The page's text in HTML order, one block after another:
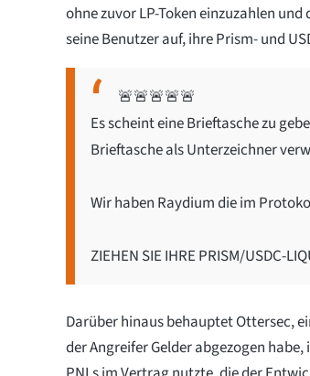
ohne zuvor LP-Token einzuzahlen
seine Benutzer auf, ihre Prism- und
🚨🚨🚨🚨🚨
Es scheint eine Brieftasche zu
Brieftasche als Unterzeichner
Wir haben Raydium die im
ZIEHEN SIE IHRE PRISM/USDC-
Darüber hinaus behauptet Ottersec,
der Angreifer Gelder abgezogen